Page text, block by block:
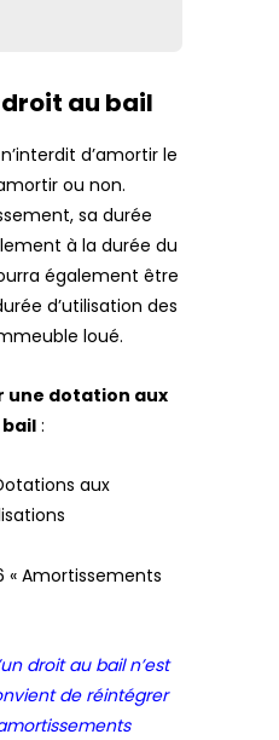
au bail
d’amortir le
ou non.
sa durée
à la durée du
également être
d’utilisation des
loué.
une dotation aux
:
aux
Amortissements
droit au bail n’est
de réintégrer